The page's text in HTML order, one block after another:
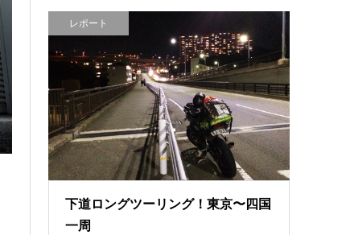
レポート
下道ロングツーリング！東京〜四国
一周